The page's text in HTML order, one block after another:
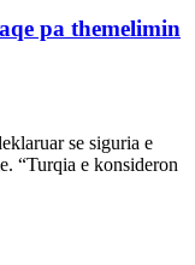
pa themelimin
se siguria e
“Turqia e konsideron